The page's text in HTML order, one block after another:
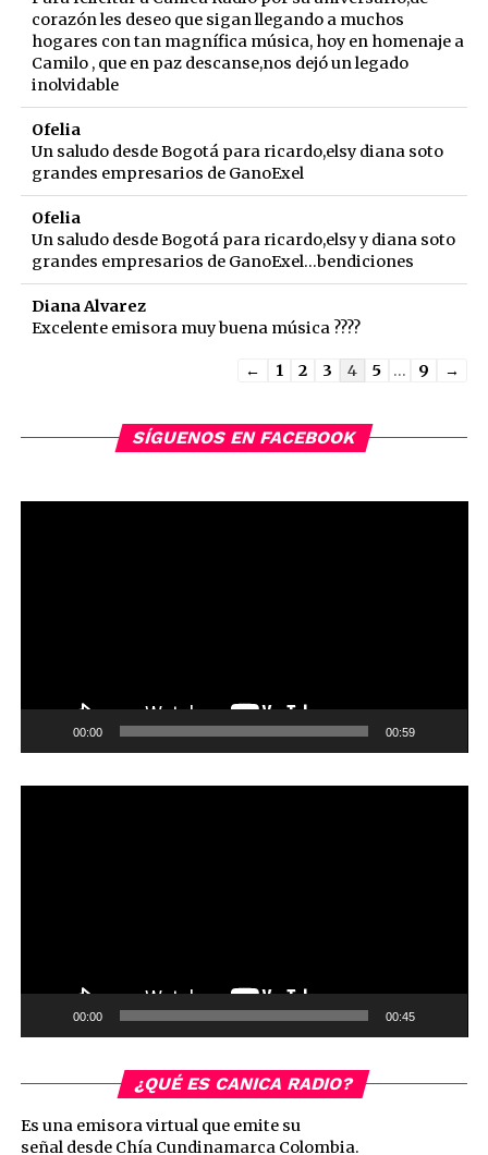
corazón les deseo que sigan llegando a muchos
hogares con tan magnífica música, hoy en homenaje a
Camilo , que en paz descanse,nos dejó un legado
inolvidable
Ofelia
Un saludo desde Bogotá para ricardo,elsy diana soto
grandes empresarios de GanoExel
Ofelia
Un saludo desde Bogotá para ricardo,elsy y diana soto
grandes empresarios de GanoExel...bendiciones
Diana Alvarez
Excelente emisora muy buena música ????
Guestbook
← 1 2 3 4 5 ... 9 →
SÍGUENOS EN FACEBOOK
Reproductor
00:00 00:59
Reproductor
00:00 00:45
¿QUÉ ES CANICA RADIO?
Es una emisora virtual que emite su
señal desde Chía Cundinamarca Colombia.